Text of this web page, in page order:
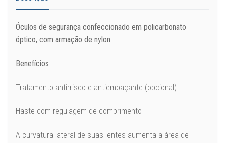
Óculos de segurança confeccionado em policarbonato
óptico, com armação de nylon
Benefícios
Tratamento antirrisco e antiembaçante (opcional)
Haste com regulagem de comprimento
A curvatura lateral de suas lentes aumenta a área de